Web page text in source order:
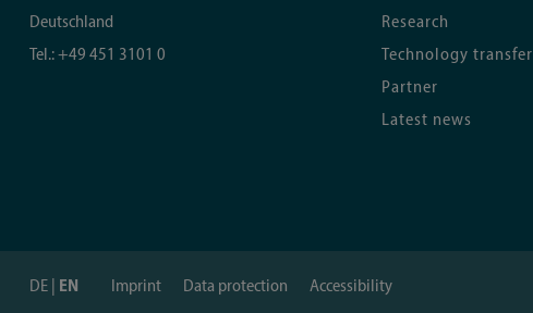
Deutschland
Tel.:+49 451 3101 0
Research
Technology transfer
Partner
Latest news
DE EN Imprint Data protection Accessibility